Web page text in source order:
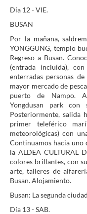
Día 12 - VIE.
BUSAN
Por la mañana,
YONGGUNG, templo
Regreso a Busan.
(entrada incluida),
enterradas personas
mayor mercado de
puerto de Nampo.
Yongdusan park con
Posteriormente, salida
primer teleférico
meteorológicas) con
Continuamos hacia uno
la ALDEA CULTURAL
colores brillantes, con
arte, talleres de
Busan. Alojamiento.
Busan: La segunda
Día 13 - SAB.